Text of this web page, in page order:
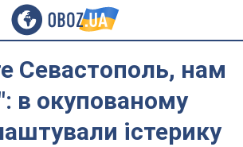
Севастополь, нам
в окупованому
істерику